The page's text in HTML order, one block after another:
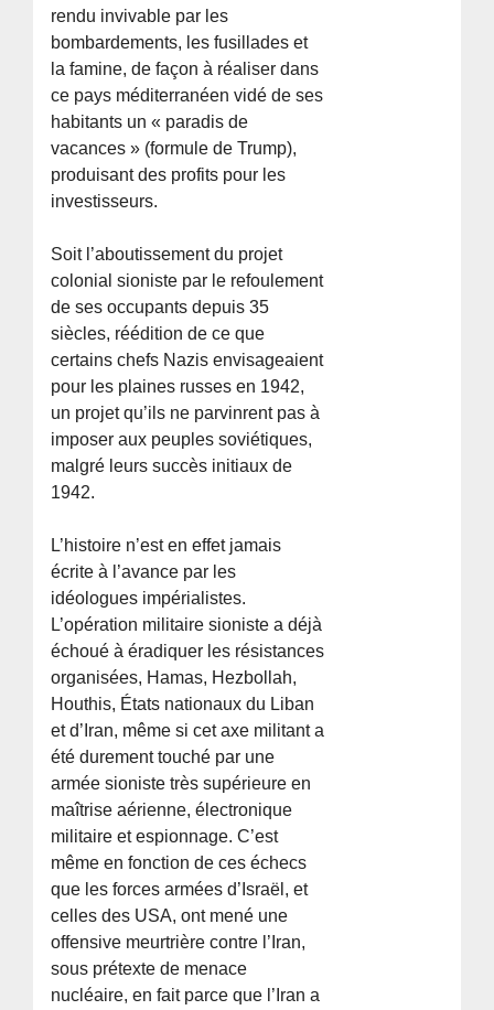
rendu invivable par les
bombardements, les fusillades et
la famine, de façon à réaliser dans
ce pays méditerranéen vidé de ses
habitants un « paradis de
vacances » (formule de Trump),
produisant des profits pour les
investisseurs.
Soit l’aboutissement du projet
colonial sioniste par le refoulement
de ses occupants depuis 35
siècles, réédition de ce que
certains chefs Nazis envisageaient
pour les plaines russes en 1942,
un projet qu’ils ne parvinrent pas à
imposer aux peuples soviétiques,
malgré leurs succès initiaux de
1942.
L’histoire n’est en effet jamais
écrite à l’avance par les
idéologues impérialistes.
L’opération militaire sioniste a déjà
échoué à éradiquer les résistances
organisées, Hamas, Hezbollah,
Houthis, États nationaux du Liban
et d’Iran, même si cet axe militant a
été durement touché par une
armée sioniste très supérieure en
maîtrise aérienne, électronique
militaire et espionnage. C’est
même en fonction de ces échecs
que les forces armées d’Israël, et
celles des USA, ont mené une
offensive meurtrière contre l’Iran,
sous prétexte de menace
nucléaire, en fait parce que l’Iran a